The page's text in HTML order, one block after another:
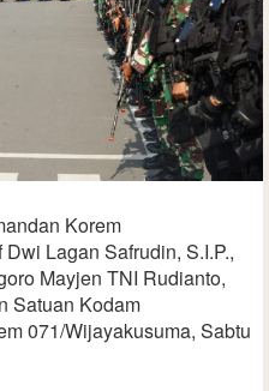
Korem
Lagan Safrudin, S.I.P.,
Mayjen TNI Rudianto,
Satuan Kodam
071/Wijayakusuma, Sabtu